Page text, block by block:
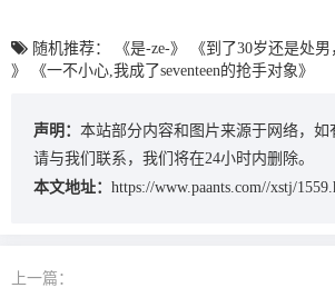
随机推荐： 《是-ze-》
《到了30岁还是处
》
《一不小心,我成了seventeen的抢手对象》
声明： 本站部分内容和图片来源于网络，如
请与我们联系，我们将在24小时内删除。
本文地址： https://www.paants.com//xstj/
上一篇：